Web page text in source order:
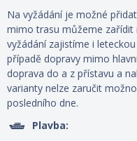
Na vyžádání je možné
mimo trasu můžeme zařídit
vyžádání zajistíme i
případě dopravy mimo
doprava do a z přístavu a
varianty nelze zaručit
posledního dne.
Plavba: